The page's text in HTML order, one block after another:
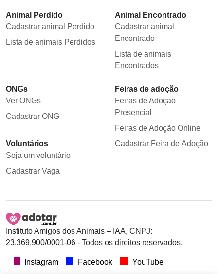
Animal Perdido
Cadastrar animal Perdido
Lista de animais Perdidos
Animal Encontrado
Cadastrar animal
Encontrado
Lista de animais
Encontrados
ONGs
Ver ONGs
Cadastrar ONG
Voluntários
Seja um voluntário
Cadastrar Vaga
Feiras de adoção
Feiras de Adoção
Presencial
Feiras de Adoção Online
Cadastrar Feira de Adoção
Instituto Amigos dos Animais – IAA, CNPJ:
23.369.900/0001-06 - Todos os direitos reservados.
Instagram Facebook YouTube